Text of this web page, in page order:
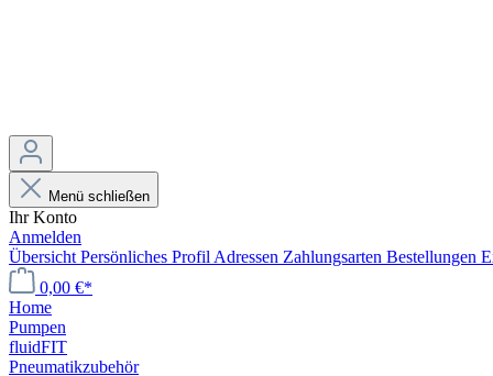
Menü schließen
Ihr Konto
Anmelden
Übersicht Persönliches Profil Adressen Zahlungsarten Bestellungen
0,00 €*
Home
Pumpen
fluidFIT
Pneumatikzubehör